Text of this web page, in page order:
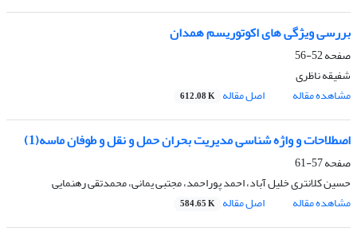
بررسى ویژگى‏ هاى اکوتوریسم همدان
صفحه52-56
شفیقه ناظری
مشاهده مقاله
اصل مقاله 612.08 K
اصطلاحات و واژه‏ شناسى مدیریت بحران حمل و نقل و طوفان ماسه(1)
صفحه57-61
حسین کلانتری خلیل آباد، احمد پوراحمد، مجتبی یمانی، محمدتقی رهنمایی
مشاهده مقاله
اصل مقاله 584.65 K